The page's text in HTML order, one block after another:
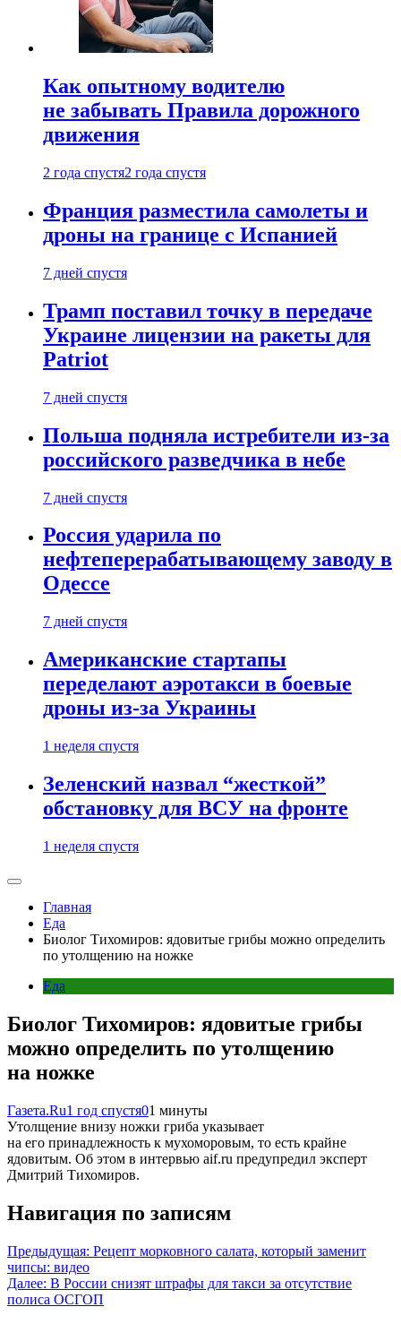
Как опытному водителю
не забывать Правила дорожного
движения
2 года спустя2 года спустя
Франция разместила самолеты и
дроны на границе с Испанией
7 дней спустя
Трамп поставил точку в передаче
Украине лицензии на ракеты для
Patriot
7 дней спустя
Польша подняла истребители из-за
российского разведчика в небе
7 дней спустя
Россия ударила по
нефтеперерабатывающему заводу в
Одессе
7 дней спустя
Американские стартапы
переделают аэротакси в боевые
дроны из-за Украины
1 неделя спустя
Зеленский назвал “жесткой”
обстановку для ВСУ на фронте
1 неделя спустя
Главная
Еда
Биолог Тихомиров: ядовитые грибы можно определить
по утолщению на ножке
Еда
Биолог Тихомиров: ядовитые грибы
можно определить по утолщению
на ножке
Газета.Ru1 год спустя01 минуты
Утолщение внизу ножки гриба указывает
на его принадлежность к мухоморовым, то есть крайне
ядовитым. Об этом в интервью aif.ru предупредил эксперт
Дмитрий Тихомиров.
Навигация по записям
Предыдущая: Рецепт морковного салата, который заменит
чипсы: видео
Далее: В России снизят штрафы для такси за отсутствие
полиса ОСГОП